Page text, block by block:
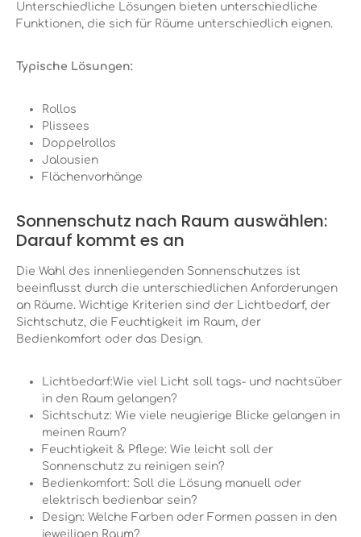
Unterschiedliche Lösungen bieten unterschiedliche
Funktionen, die sich für Räume unterschiedlich eignen.
Typische Lösungen:
Rollos
Plissees
Doppelrollos
Jalousien
Flächenvorhänge
Sonnenschutz nach Raum auswählen:
Darauf kommt es an
Die Wahl des innenliegenden Sonnenschutzes ist
beeinflusst durch die unterschiedlichen Anforderungen
an Räume. Wichtige Kriterien sind der Lichtbedarf, der
Sichtschutz, die Feuchtigkeit im Raum, der
Bedienkomfort oder das Design.
Lichtbedarf:Wie viel Licht soll tags- und nachtsüber
in den Raum gelangen?
Sichtschutz: Wie viele neugierige Blicke gelangen in
meinen Raum?
Feuchtigkeit & Pflege: Wie leicht soll der
Sonnenschutz zu reinigen sein?
Bedienkomfort: Soll die Lösung manuell oder
elektrisch bedienbar sein?
Design: Welche Farben oder Formen passen in den
jeweiligen Raum?